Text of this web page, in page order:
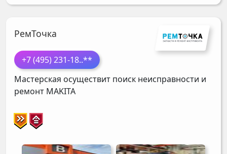
РемТочка
+7 (495) 231-18..**
Мастерская осуществит поиск неисправности и
ремонт MAKITA